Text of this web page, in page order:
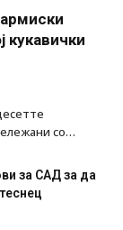
кукавички
со…
за САД за да